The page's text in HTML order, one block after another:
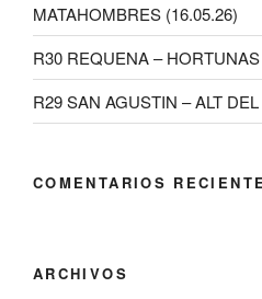
MATAHOMBRES (16.05.26)
R30 REQUENA –
R29 SAN AGUSTIN – ALT
COMENTARIOS
ARCHIVOS